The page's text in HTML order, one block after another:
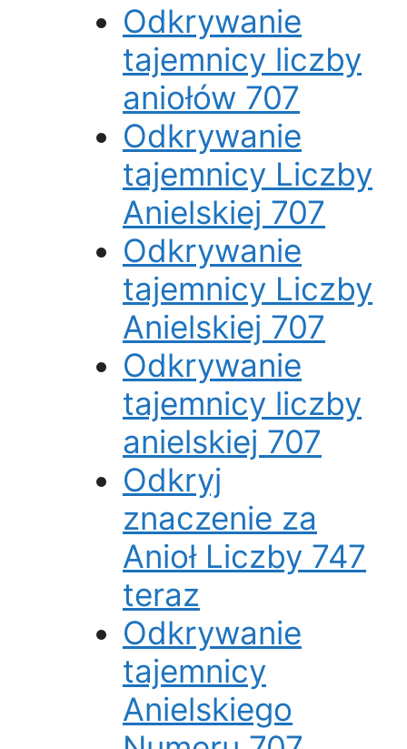
Odkrywanie
tajemnicy liczby
aniołów 707
Odkrywanie
tajemnicy Liczby
Anielskiej 707
Odkrywanie
tajemnicy Liczby
Anielskiej 707
Odkrywanie
tajemnicy liczby
anielskiej 707
Odkryj
znaczenie za
Anioł Liczby 747
teraz
Odkrywanie
tajemnicy
Anielskiego